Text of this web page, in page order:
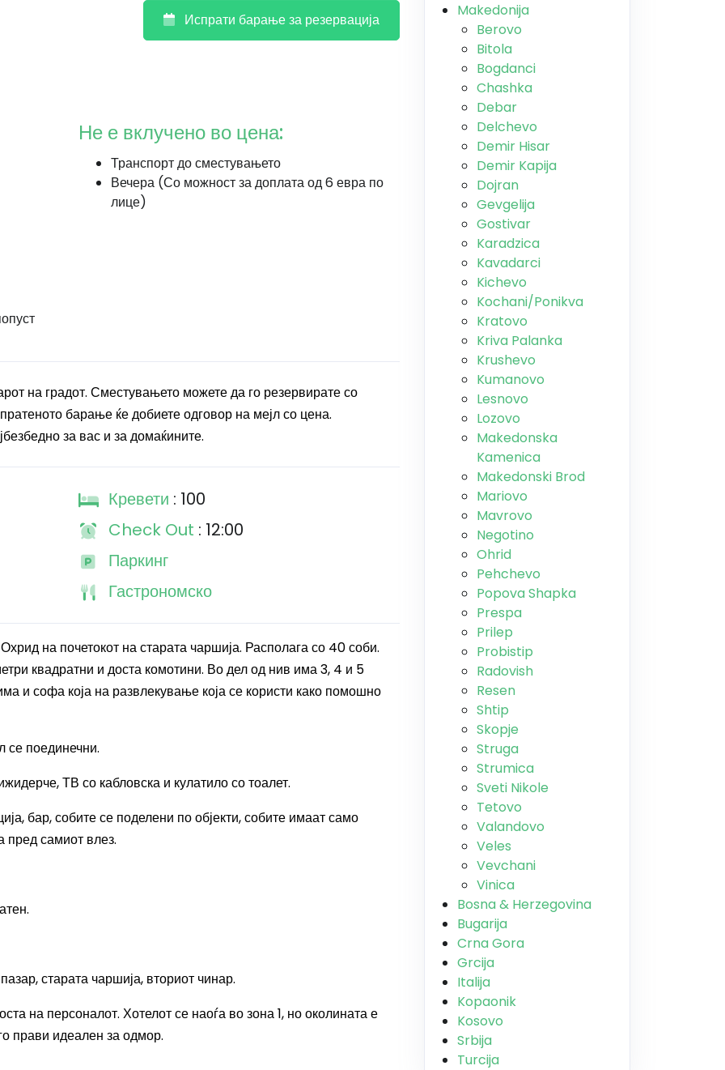
Испрати барање за резервација
Не е вклучено во цена:
Транспорт до сместувањето
Вечера (Со можност за доплата од 6 евра по
лице)
на градот. Сместувањето можете да го резервирате со
барање ќе добиете одговор на мејл со цена.
за вас и за домаќините.
Кревети : 100
Check Out : 12:00
Паркинг
Гастрономско
на почетокот на старата чаршија. Располага со 40 соби.
квадратни и доста комотини. Во дел од нив има 3, 4 и 5
и софа која на развлекување која се користи како помошно
се поединечни.
ТВ со кабловска и кулатило со тоалет.
бар, собите се поделени по објекти, собите имаат само
пред самиот влез.
старата чаршија, вториот чинар.
на персоналот. Хотелот се наоѓа во зона 1, но околината е
прави идеален за одмор.
Makedonija
Berovo
Bitola
Bogdanci
Chashka
Debar
Delchevo
Demir Hisar
Demir Kapija
Dojran
Gevgelija
Gostivar
Karadzica
Kavadarci
Kichevo
Kochani/Ponikva
Kratovo
Kriva Palanka
Krushevo
Kumanovo
Lesnovo
Lozovo
Makedonska
Kamenica
Makedonski Brod
Mariovo
Mavrovo
Negotino
Ohrid
Pehchevo
Popova Shapka
Prespa
Prilep
Probistip
Radovish
Resen
Shtip
Skopje
Struga
Strumica
Sveti Nikole
Tetovo
Valandovo
Veles
Vevchani
Vinica
Bosna & Herzegovina
Bugarija
Crna Gora
Grcija
Italija
Kopaonik
Kosovo
Srbija
Turcija